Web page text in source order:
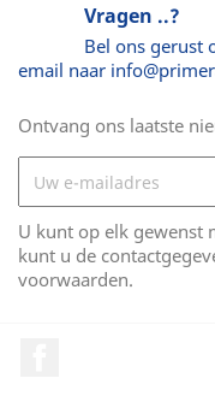
Vragen ..?
Bel ons gerust
email naar
Ontvang ons laatste
U kunt op elk gewenst
kunt u de
voorwaarden.